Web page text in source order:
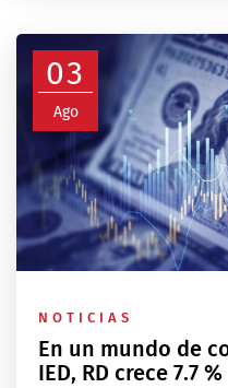
03
Ago
NOTICIAS
En un mundo de
IED, RD crece 7.7 %